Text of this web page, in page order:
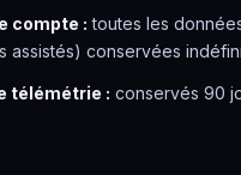
compte : toutes les
assistés) conservées
télémétrie : conservés 90